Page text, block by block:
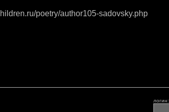
poetry/author105-sadovsky.php
логин: